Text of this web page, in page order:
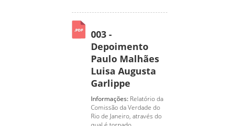
003 -
Depoimento
Paulo Malhães
Luisa Augusta
Garlippe
Informações: Relatório da
Comissão da Verdade do
Rio de Janeiro, através do